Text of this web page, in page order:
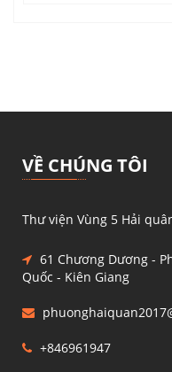
VỀ CHÚNG TÔI
Thư viện Vùng 5 Hải
61 Chương Dương -
Quốc - Kiên Giang
+846961947